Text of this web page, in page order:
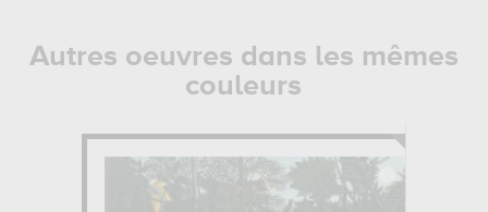
Autres oeuvres dans les mêmes
couleurs